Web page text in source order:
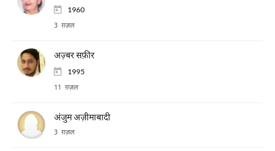
1960
3 ग़ज़ल
अज़्बर सफ़ीर
1995
11 ग़ज़ल
अंजुम अज़ीमाबादी
3 ग़ज़ल